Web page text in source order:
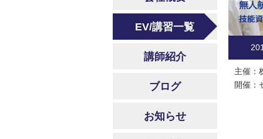
EV/講習一覧
講師紹介
ブログ
お知らせ
主催：
開催：